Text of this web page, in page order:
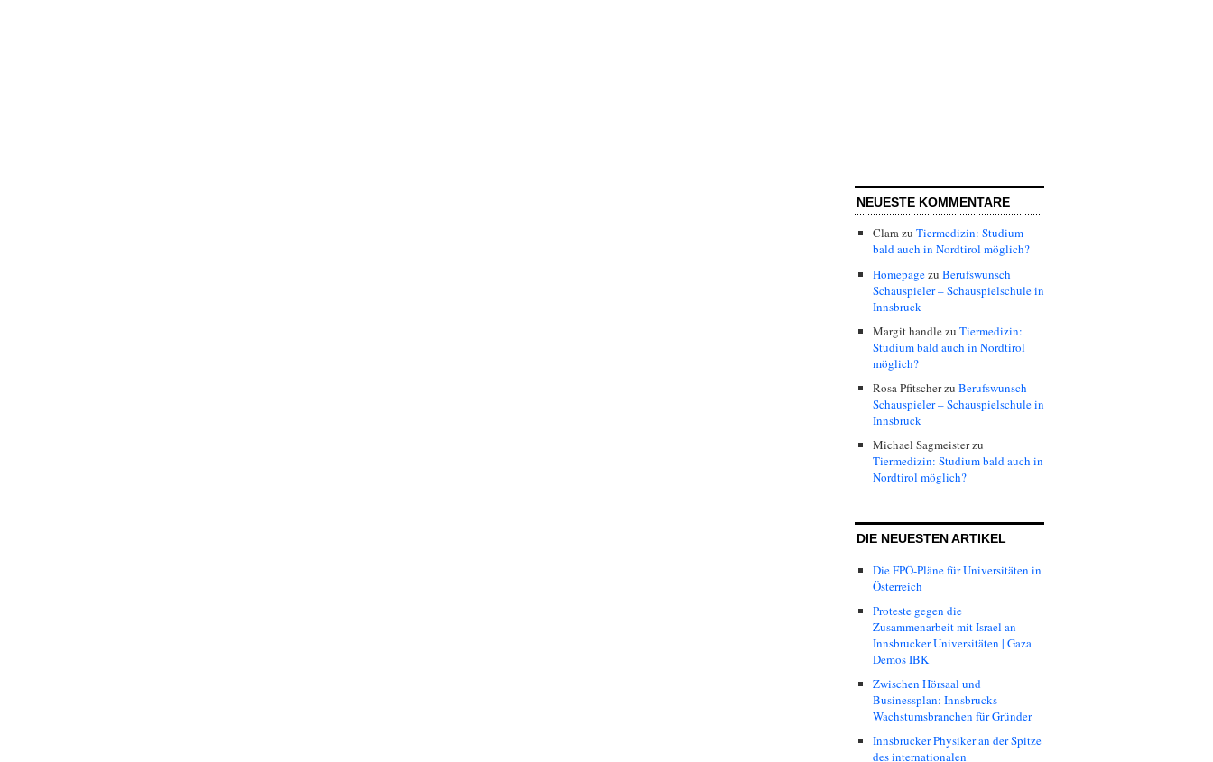
NEUESTE KOMMENTARE
Clarazu Tiermedizin: Studium
bald auch in Nordtirol möglich?
Homepagezu Berufswunsch
Schauspieler – Schauspielschule in
Innsbruck
Margit handlezu Tiermedizin:
Studium bald auch in Nordtirol
möglich?
Rosa Pfitscherzu Berufswunsch
Schauspieler – Schauspielschule in
Innsbruck
Michael Sagmeisterzu
Tiermedizin: Studium bald auch in
Nordtirol möglich?
DIE NEUESTEN ARTIKEL
Die FPÖ-Pläne für Universitäten in
Österreich
Proteste gegen die
Zusammenarbeit mit Israel an
Innsbrucker Universitäten | Gaza
Demos IBK
Zwischen Hörsaal und
Businessplan: Innsbrucks
Wachstumsbranchen für Gründer
Innsbrucker Physiker an der Spitze
des internationalen